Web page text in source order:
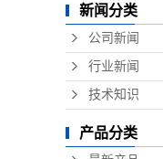
新闻分类
公司新闻
行业新闻
技术知识
产品分类